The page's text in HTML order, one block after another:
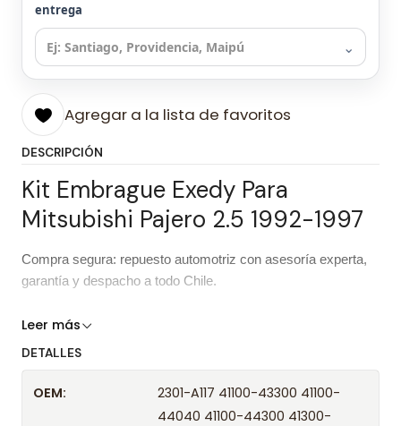
entrega
⌄
Agregar a la lista de favoritos
DESCRIPCIÓN
Kit Embrague Exedy Para
Mitsubishi Pajero 2.5 1992-1997
Compra segura: repuesto automotriz con asesoría experta,
garantía y despacho a todo Chile.
Características del repuesto
Pajero 2.5 1992-1997
Leer más
DETALLES
OEM:
2301-A117 41100-43300 41100-
44040 41100-44300 41300-